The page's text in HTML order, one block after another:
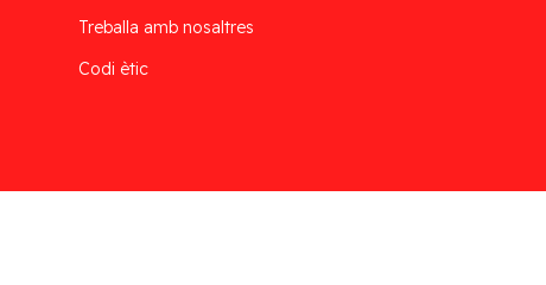
Treballa amb nosaltres
Codi ètic